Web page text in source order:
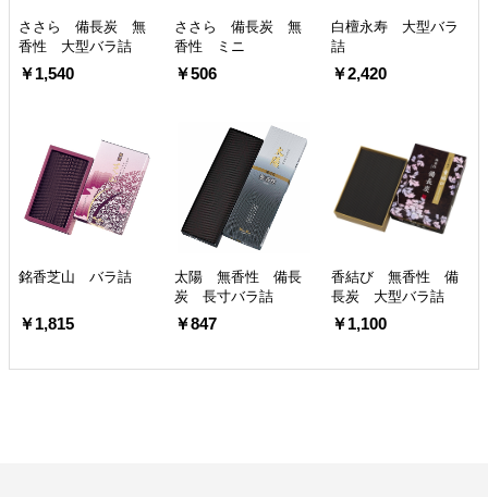
ささら 備長炭 無
香性 大型バラ詰
￥1,540
ささら 備長炭 無
香性 ミニ
￥506
白檀永寿 大型バラ
詰
￥2,420
銘香芝山 バラ詰
￥1,815
太陽 無香性 備長
炭 長寸バラ詰
￥847
香結び 無香性 備
長炭 大型バラ詰
￥1,100